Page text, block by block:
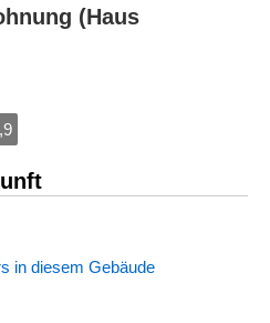
(Haus
in diesem Gebäude